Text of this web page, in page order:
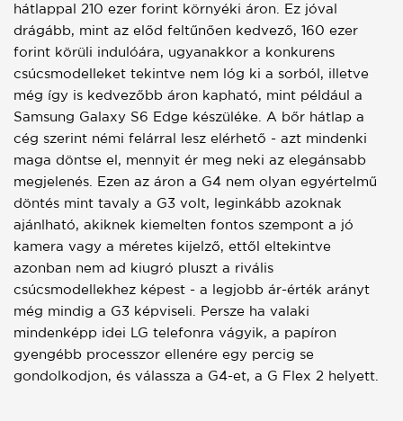
hátlappal 210 ezer forint környéki áron. Ez jóval
drágább, mint az előd feltűnően kedvező, 160 ezer
forint körüli indulóára, ugyanakkor a konkurens
csúcsmodelleket tekintve nem lóg ki a sorból, illetve
még így is kedvezőbb áron kapható, mint például a
Samsung Galaxy S6 Edge készüléke. A bőr hátlap a
cég szerint némi felárral lesz elérhető - azt mindenki
maga döntse el, mennyit ér meg neki az elegánsabb
megjelenés. Ezen az áron a G4 nem olyan egyértelmű
döntés mint tavaly a G3 volt, leginkább azoknak
ajánlható, akiknek kiemelten fontos szempont a jó
kamera vagy a méretes kijelző, ettől eltekintve
azonban nem ad kiugró pluszt a rivális
csúcsmodellekhez képest - a legjobb ár-érték arányt
még mindig a G3 képviseli. Persze ha valaki
mindenképp idei LG telefonra vágyik, a papíron
gyengébb processzor ellenére egy percig se
gondolkodjon, és válassza a G4-et, a G Flex 2 helyett.